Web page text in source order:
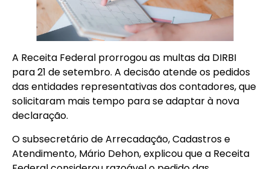
A Receita Federal prorrogou as multas da DIRBI
para 21 de setembro. A decisão atende os pedidos
das entidades representativas dos contadores, que
solicitaram mais tempo para se adaptar à nova
declaração.
O subsecretário de Arrecadação, Cadastros e
Atendimento, Mário Dehon, explicou que a Receita